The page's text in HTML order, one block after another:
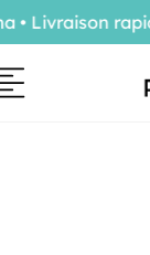
Livraison